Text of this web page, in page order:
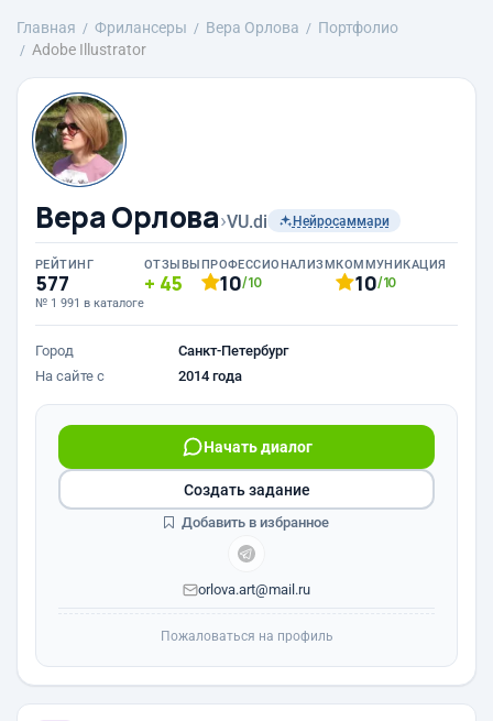
Главная Фрилансеры Вера Орлова
Портфолио
Adobe Illustrator
Вера Орлова›VU.di Нейросаммари
РЕЙТИНГ
577
№ 1 991 в каталоге
ОТЗЫВЫ
45
ПРОФЕССИОНАЛИЗМ
10/10
КОММУНИКАЦИЯ
10/10
Город
Санкт-Петербург
На сайте с
2014 года
Начать диалог
orlova.art@mail.ru
Создать задание
Добавить в избранное
Пожаловаться на профиль